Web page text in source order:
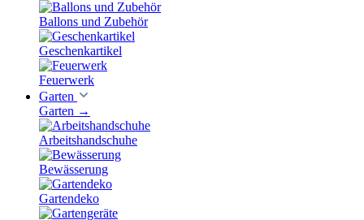
Ballons und Zubehör
Geschenkartikel
Feuerwerk
Garten
Garten →
Arbeitshandschuhe
Bewässerung
Gartendeko